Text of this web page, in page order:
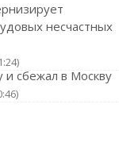
несчастных
и сбежал в Москву